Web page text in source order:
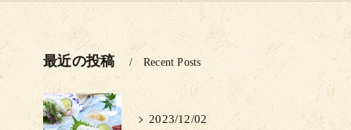
最近の投稿 Recent Posts
2023/12/02